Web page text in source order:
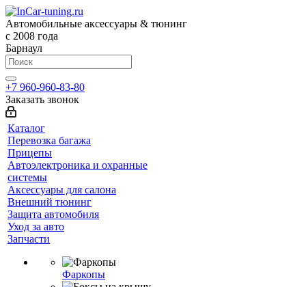
Автомобильные аксессуары & тюнинг
с 2008 года
Барнаул
+7 960-960-83-80
Заказать звонок
Каталог
Перевозка багажа
Прицепы
Автоэлектроника и охранные
системы
Аксессуары для салона
Внешний тюнинг
Защита автомобиля
Уход за авто
Запчасти
Фаркопы